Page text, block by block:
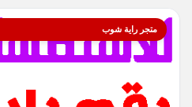
متجر راية شوب